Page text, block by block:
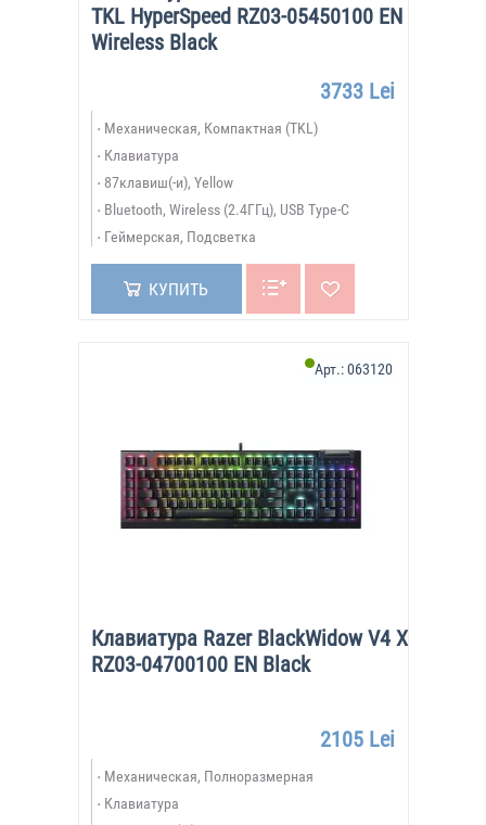
TKL HyperSpeed RZ03-05450100 EN
Wireless Black
3733 Lei
Механическая, Компактная (TKL)
Клавиатура
87клавиш(-и), Yellow
Bluetooth, Wireless (2.4ГГц), USB Type-C
Геймерская, Подсветка
КУПИТЬ
Клавиатура Razer BlackWidow V4 X
RZ03-04700100 EN Black
Арт.:063120
2105 Lei
Механическая, Полноразмерная
Клавиатура